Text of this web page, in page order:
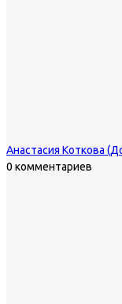
Анастасия Коткова
0 комментариев